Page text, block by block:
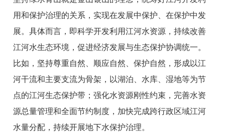
用和保护治理的关系，实现在发展中保护、在保护中发
展。具体而言，即科学开发利用江河水资源，持续改善
江河水生态环境，促进经济发展与生态保护协调统一。
比如，坚持尊重自然、顺应自然、保护自然，形成以江
河干流和主要支流为骨架，以湖泊、水库、湿地等为节
点的江河生态保护带；强化水资源刚性约束，完善水资
源总量管理和全面节约制度，加快完成跨行政区域江河
水量分配，持续开展地下水保护治理。